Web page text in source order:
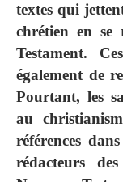
textes qui
chrétien en se
Testament.
également de
Pourtant, les
au
références
rédacteurs